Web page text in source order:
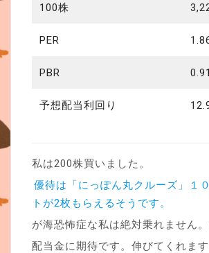
100株
PER
PBR
予想配当利回り
私は200株買いました。
優待は「にっぽん丸クルーズ」１
トが2枚もらえるそうです。
が海恐怖症な私は絶対乗れません
配当金に期待です。伸びてくれます